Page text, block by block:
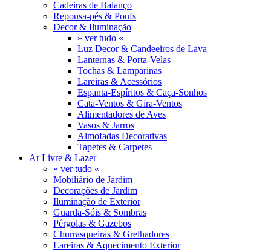
Cadeiras de Balanço
Repousa-pés & Poufs
Decor & Iluminação
» ver tudo «
Luz Decor & Candeeiros de Lava
Lanternas & Porta-Velas
Tochas & Lamparinas
Lareiras & Acessórios
Espanta-Espíritos & Caça-Sonhos
Cata-Ventos & Gira-Ventos
Alimentadores de Aves
Vasos & Jarros
Almofadas Decorativas
Tapetes & Carpetes
Ar Livre & Lazer
» ver tudo «
Mobiliário de Jardim
Decorações de Jardim
Iluminação de Exterior
Guarda-Sóis & Sombras
Pérgolas & Gazebos
Churrasqueiras & Grelhadores
Lareiras & Aquecimento Exterior